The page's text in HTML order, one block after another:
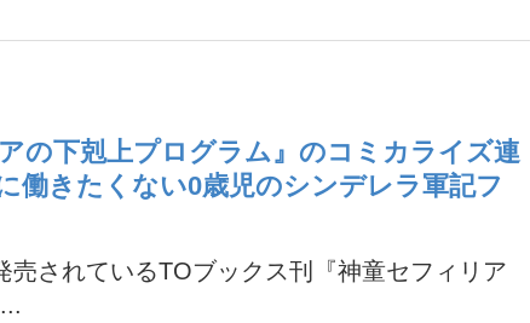
アの下剋上プログラム』のコミカライズ連
きたくない0歳児のシンデレラ軍記フ
売されているTOブックス刊『神童セフィリア